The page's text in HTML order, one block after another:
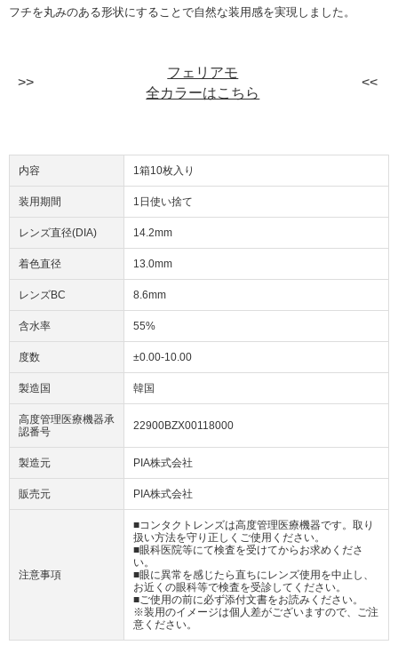
フチを丸みのある形状にすることで自然な装用感を実現しました。
フェリアモ
全カラーはこちら
内容 1箱10枚入り
装用期間 1日使い捨て
レンズ直径(DIA) 14.2mm
着色直径 13.0mm
レンズBC 8.6mm
含水率 55%
度数 ±0.00-10.00
製造国 韓国
高度管理医療機器承
認番号
22900BZX00118000
製造元 PIA株式会社
販売元 PIA株式会社
注意事項
■コンタクトレンズは高度管理医療機器です。取り
扱い方法を守り正しくご使用ください。
■眼科医院等にて検査を受けてからお求めくださ
い。
■眼に異常を感じたら直ちにレンズ使用を中止し、
お近くの眼科等で検査を受診してください。
■ご使用の前に必ず添付文書をお読みください。
※装用のイメージは個人差がございますので、ご注
意ください。